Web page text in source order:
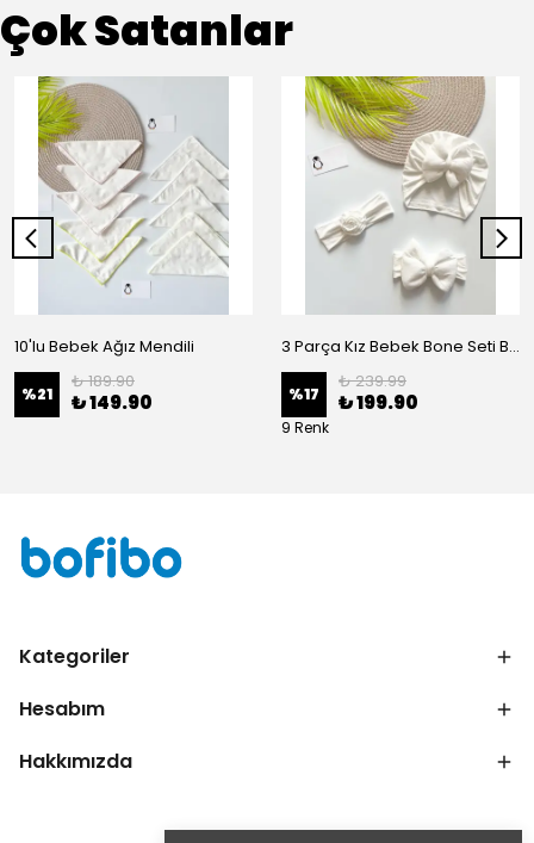
Çok Satanlar
10'lu Bebek Ağız Mendili
%21
₺ 189.90
₺ 149.90
3 Parça Kız Bebek Bone Seti BN02 - Beyaz
%17
₺ 239.99
₺ 199.90
9 Renk
Kategoriler
Hesabım
Hakkımızda